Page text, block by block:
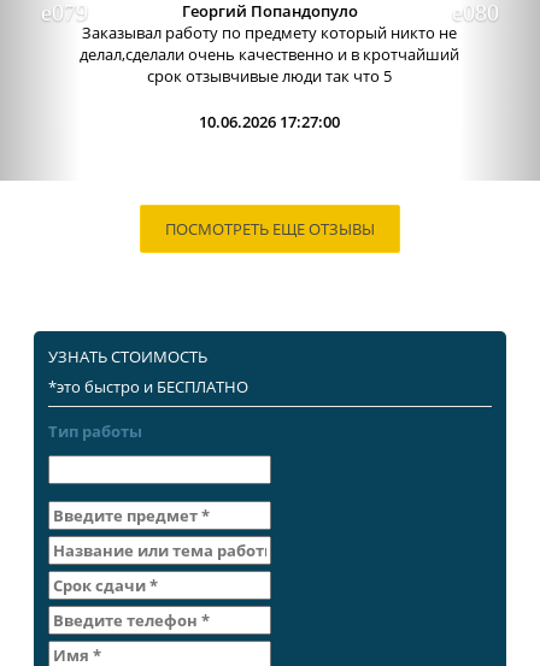
Георгий Попандопуло
Заказывал работу по предмету который никто не
делал,сделали очень качественно и в кротчайший
срок отзывчивые люди так что 5
10.06.2026 17:27:00
ПОСМОТРЕТЬ ЕЩЕ ОТЗЫВЫ
УЗНАТЬ СТОИМОСТЬ
*это быстро и БЕСПЛАТНО
Тип работы